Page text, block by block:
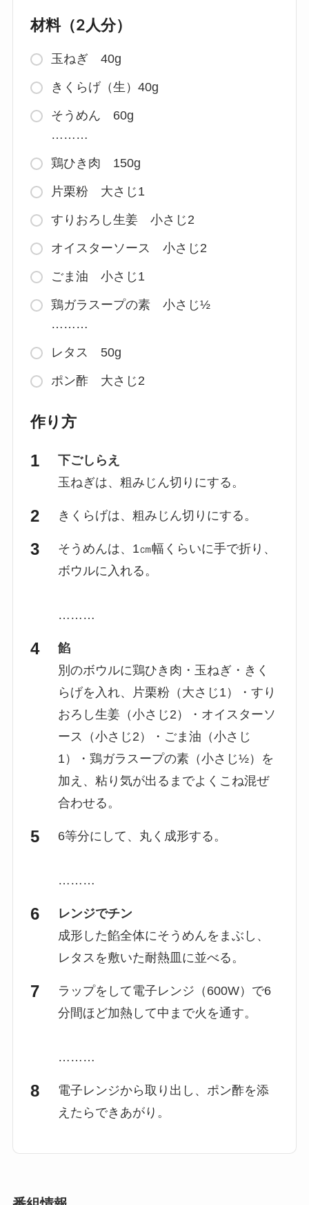
材料（2人分）
玉ねぎ 40g
きくらげ（生）40g
そうめん 60g
………
鶏ひき肉 150g
片栗粉 大さじ1
すりおろし生姜 小さじ2
オイスターソース 小さじ2
ごま油 小さじ1
鶏ガラスープの素 小さじ½
………
レタス 50g
ポン酢 大さじ2
作り方
下ごしらえ
玉ねぎは、粗みじん切りにする。
きくらげは、粗みじん切りにする。
そうめんは、1㎝幅くらいに手で折り、
ボウルに入れる。
………
餡
別のボウルに鶏ひき肉・玉ねぎ・きく
らげを入れ、片栗粉（大さじ1）・すり
おろし生姜（小さじ2）・オイスターソ
ース（小さじ2）・ごま油（小さじ
1）・鶏ガラスープの素（小さじ½）を
加え、粘り気が出るまでよくこね混ぜ
合わせる。
6等分にして、丸く成形する。
………
レンジでチン
成形した餡全体にそうめんをまぶし、
レタスを敷いた耐熱皿に並べる。
ラップをして電子レンジ（600W）で6
分間ほど加熱して中まで火を通す。
………
電子レンジから取り出し、ポン酢を添
えたらできあがり。